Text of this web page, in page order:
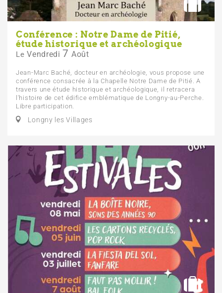
Conférence : Notre Dame de Pitié,
étude historique et archéologique
Le Vendredi 7 Août
Jean-Marc Baché, docteur en archéologie, vous propose une
conférence consacrée à la Chapelle Notre Dame de Pitié. A
travers une étude historique et archéologique, il retracera
l'histoire de cet édifice emblématique de Longny-au-Perche.
Libre participation.
Longny les Villages